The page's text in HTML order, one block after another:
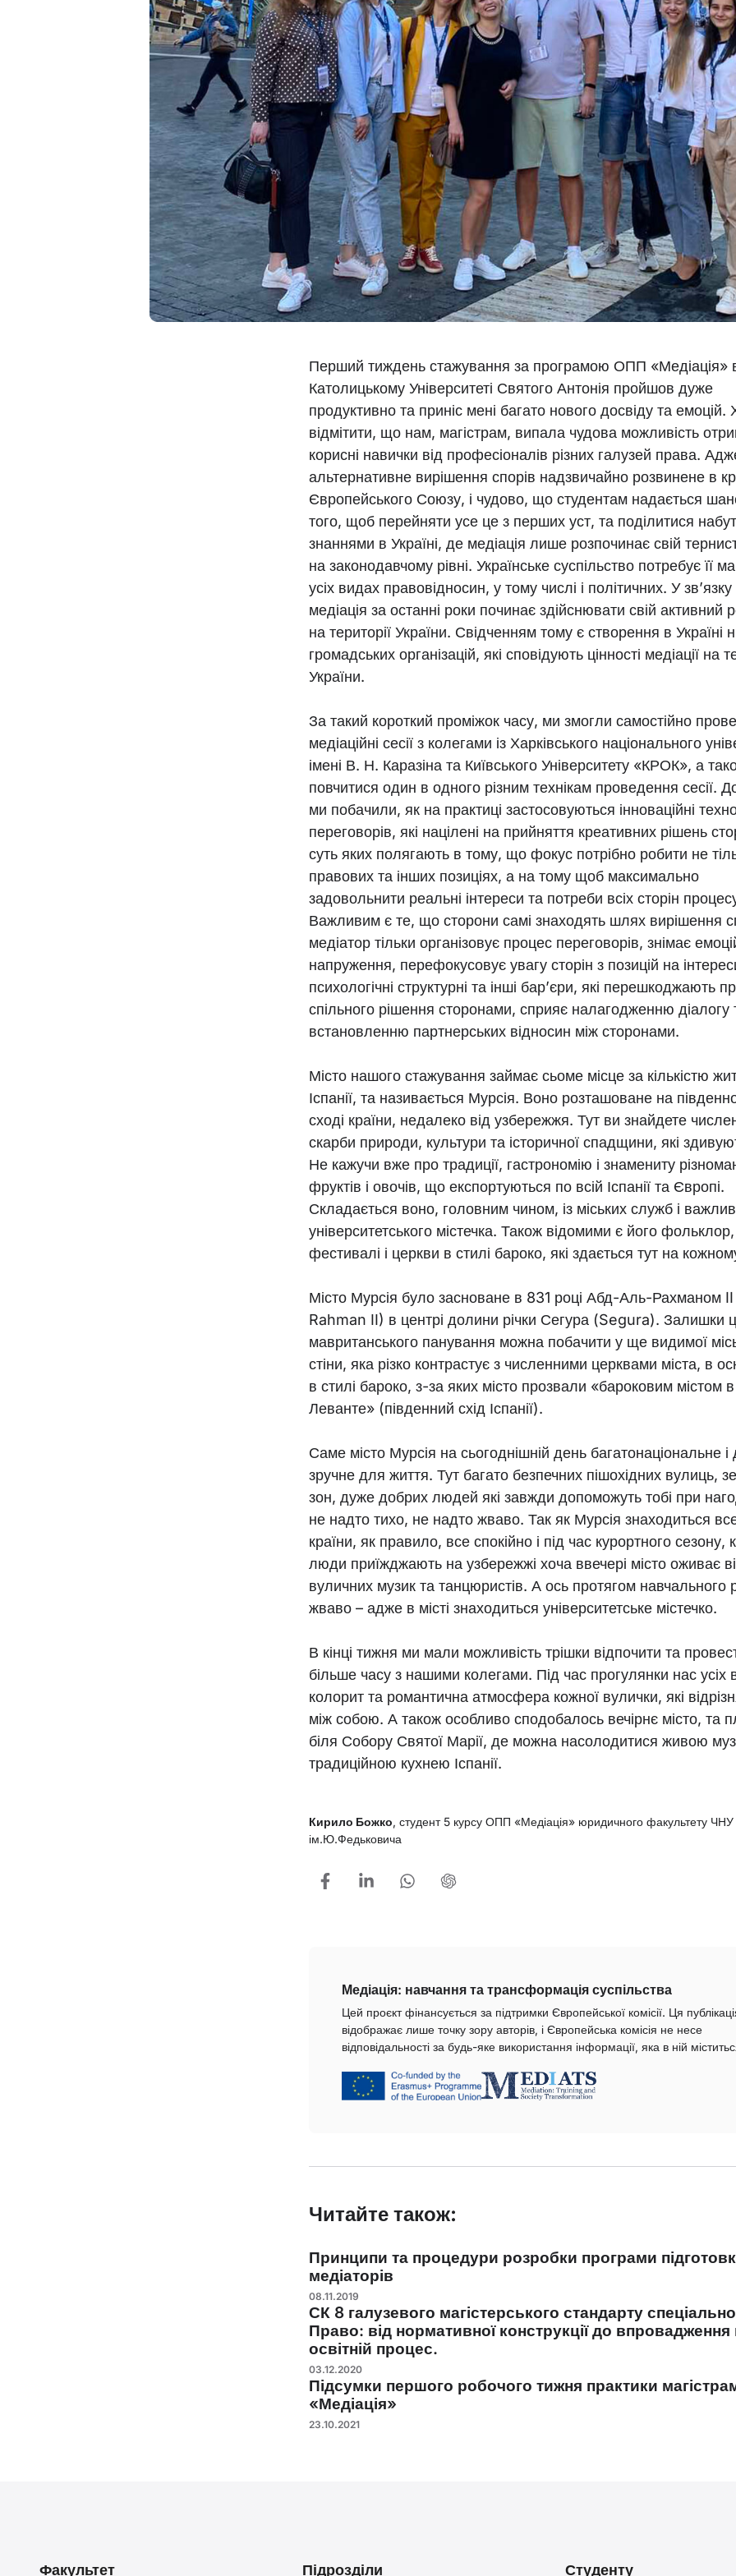
Перший тиждень стажування за програмою ОПП «Медіація»
Католицькому Університеті Святого Антонія пройшов дуже
продуктивно та приніс мені багато нового досвіду та емоцій.
відмітити, що нам, магістрам, випала чудова можливість
корисні навички від професіоналів різних галузей права.
альтернативне вирішення спорів надзвичайно розвинене в
Європейського Союзу, і чудово, що студентам надається
того, щоб перейняти усе це з перших уст, та поділитися
знаннями в Україні, де медіація лише розпочинає свій
на законодавчому рівні. Українське суспільство потребує її
усіх видах правовідносин, у тому числі і політичних. У
медіація за останні роки починає здійснювати свій активний
на території України. Свідченням тому є створення в Україні
громадських організацій, які сповідують цінності медіації на
України.
За такий короткий проміжок часу, ми змогли самостійно
медіаційні сесії з колегами із Харківського національного
імені В. Н. Каразіна та Київського Університету «КРОК», а
повчитися один в одного різним технікам проведення сесії.
ми побачили, як на практиці застосовуються інноваційні
переговорів, які націлені на прийняття креативних рішень
суть яких полягають в тому, що фокус потрібно робити не
правових та інших позиціях, а на тому щоб максимально
задовольнити реальні інтереси та потреби всіх сторін
Важливим є те, що сторони самі знаходять шлях вирішення
медіатор тільки організовує процес переговорів, знімає
напруження, перефокусовує увагу сторін з позицій на
психологічні структурні та інші бар’єри, які перешкоджають
спільного рішення сторонами, сприяє налагодженню діалогу
встановленню партнерських відносин між сторонами.
Місто нашого стажування займає сьоме місце за кількістю
Іспанії, та називається Мурсія. Воно розташоване на
сході країни, недалеко від узбережжя. Тут ви знайдете
скарби природи, культури та історичної спадщини, які
Не кажучи вже про традиції, гастрономію і знамениту
фруктів і овочів, що експортуються по всій Іспанії та Європі.
Складається воно, головним чином, із міських служб і
університетського містечка. Також відомими є його фольклор,
фестивалі і церкви в стилі бароко, які здається тут на
Місто Мурсія було засноване в 831 році Абд-Аль-Рахманом
Rahman II) в центрі долини річки Сегура (Segura). Залишки
мавританського панування можна побачити у ще видимої
стіни, яка різко контрастує з численними церквами міста, в
в стилі бароко, з-за яких місто прозвали «бароковим містом в
Леванте» (південний схід Іспанії).
Саме місто Мурсія на сьогоднішній день багатонаціональне і
зручне для життя. Тут багато безпечних пішохідних вулиць,
зон, дуже добрих людей які завжди допоможуть тобі при
не надто тихо, не надто жваво. Так як Мурсія знаходиться
країни, як правило, все спокійно і під час курортного сезону,
люди приїжджають на узбережжі хоча ввечері місто оживає
вуличних музик та танцюристів. А ось протягом навчального
жваво – адже в місті знаходиться університетське містечко.
В кінці тижня ми мали можливість трішки відпочити та
більше часу з нашими колегами. Під час прогулянки нас усіх
колорит та романтична атмосфера кожної вулички, які
між собою. А також особливо сподобалось вечірнє місто, та
біля Собору Святої Марії, де можна насолодитися живою
традиційною кухнею Іспанії.
Кирило Божко, студент 5 курсу ОПП «Медіація» юридичного факультету ЧНУ
ім.Ю.Федьковича
Медіація: навчання та трансформація суспільства
Цей проєкт фінансується за підтримки Європейської комісії. Ця
відображає лише точку зору авторів, і Європейська комісія не несе
відповідальності за будь-яке використання інформації, яка в ній
Читайте також:
Принципи та процедури розробки програми
медіаторів
08.11.2019
СК 8 галузевого магістерського стандарту
Право: від нормативної конструкції до впровадження
освітній процес.
03.12.2020
Підсумки першого робочого тижня практики
«Медіація»
23.10.2021
Факультет Підрозділи Студенту